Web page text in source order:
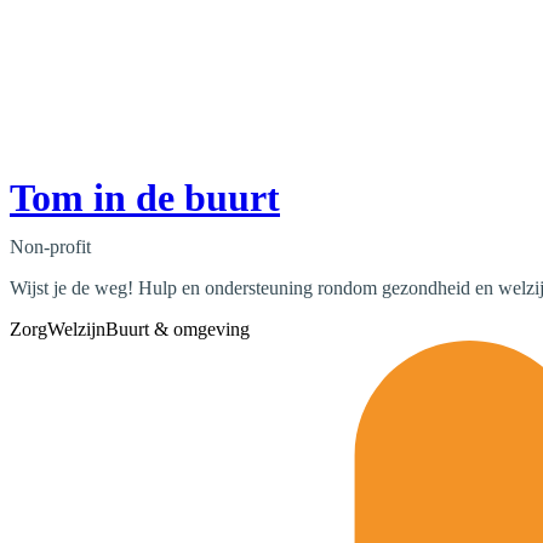
Tom in de buurt
Non-profit
Wijst je de weg! Hulp en ondersteuning rondom gezondheid en
ZorgWelzijnBuurt & omgeving